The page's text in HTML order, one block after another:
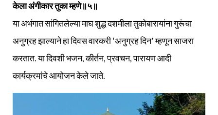
केला अंगीकार तुका म्हणे॥५॥
या अभंगात सांगितलेल्या माघ शुद्ध दशमीला तुकोबारायांना गुरूंचा
अनुग्रह झाल्याने हा दिवस वारकरी ‘अनुग्रह दिन’ म्हणून साजरा
करतात. या दिवशी भजन, कीर्तन, प्रवचन, पारायण आदी
कार्यक्रमांचे आयोजन केले जाते.